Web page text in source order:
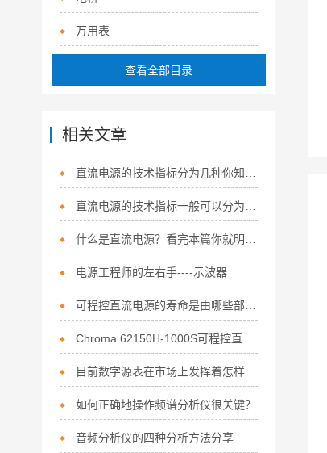
万用表
查看全部目录
相关文章
电源工程师的左右手----示波器
目前数字源表在市场上发挥着怎样的作用？
如何正确地操作频谱分析仪很关键？
音频分析仪的四种分析方法分享